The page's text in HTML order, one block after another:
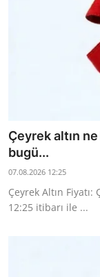
Çeyrek altın
bugü...
07.08.2026 12:25
Çeyrek Altın
12:25 itibarı ile ...